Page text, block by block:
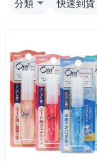
分類 快速到貨